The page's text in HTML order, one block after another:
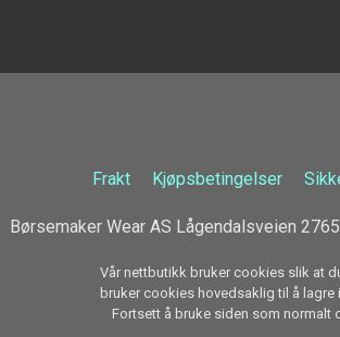
Frakt Kjøpsbetingelser
Børsemaker Wear AS Lågendalsveien
Vår nettbutikk bruker cookies slik at
bruker cookies hovedsaklig til å lagre
Fortsett å bruke siden som normalt